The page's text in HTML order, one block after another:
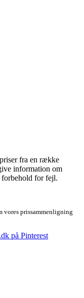
fra en række
information om
forbehold for fejl.
vores prissammenligning